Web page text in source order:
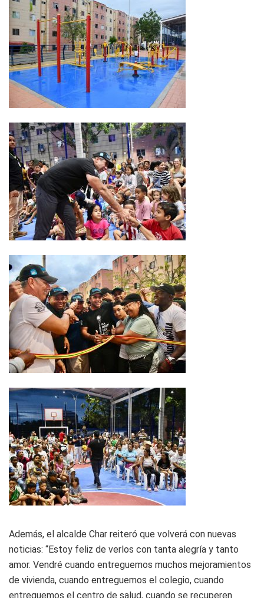
Además, el alcalde Char reiteró que volverá con nuevas
noticias: “Estoy feliz de verlos con tanta alegría y tanto
amor. Vendré cuando entreguemos muchos mejoramientos
de vivienda, cuando entreguemos el colegio, cuando
entreguemos el centro de salud, cuando se recuperen